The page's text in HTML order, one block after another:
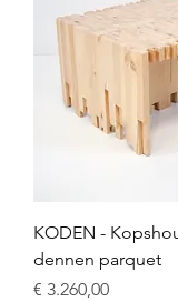
KODEN -
dennen parquet
Prijs
€ 3.260,00